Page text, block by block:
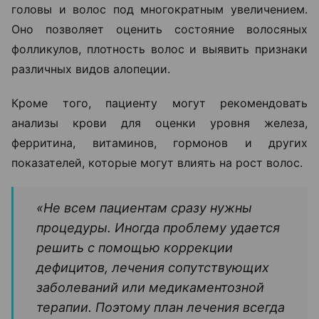
головы и волос под многократным увеличением.
Оно позволяет оценить состояние волосяных
фолликулов, плотность волос и выявить признаки
различных видов алопеции.
Кроме того, пациенту могут рекомендовать
анализы крови для оценки уровня железа,
ферритина, витаминов, гормонов и других
показателей, которые могут влиять на рост волос.
«Не всем пациентам сразу нужны
процедуры. Иногда проблему удается
решить с помощью коррекции
дефицитов, лечения сопутствующих
заболеваний или медикаментозной
терапии. Поэтому план лечения всегда